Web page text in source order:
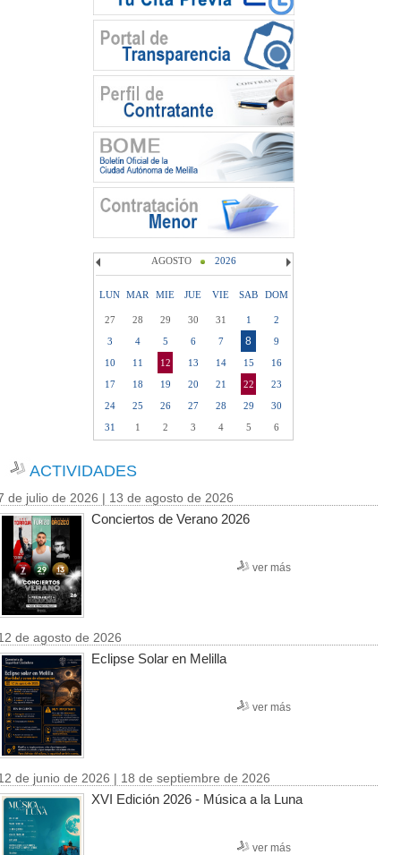
AGOSTO 2026
LUN MAR MIE JUE VIE SAB DOM
27 28 29 30 31 1
2
3
4 5 6 7 8
9
10
11 12 13 14 15
16
17
18 19 20 21 22
23
24
25 26 27 28 29
30
31
1 2 3 4 5 6
ACTIVIDADES
de julio de 2026 | 13 de agosto de 2026
Conciertos de Verano 2026
ver más
de agosto de 2026
Eclipse Solar en Melilla
ver más
de junio de 2026 | 18 de septiembre de 2026
XVI Edición 2026 - Música a la Luna
ver más